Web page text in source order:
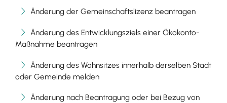
Änderung der Gemeinschaftslizenz beantragen
Änderung des Entwicklungsziels einer Ökokonto-
Maßnahme beantragen
Änderung des Wohnsitzes innerhalb derselben Stadt
oder Gemeinde melden
Änderung nach Beantragung oder bei Bezug von